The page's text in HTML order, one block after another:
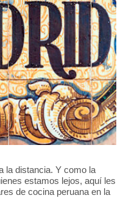
la distancia. Y como la
estamos lejos, aquí les
de cocina peruana en la